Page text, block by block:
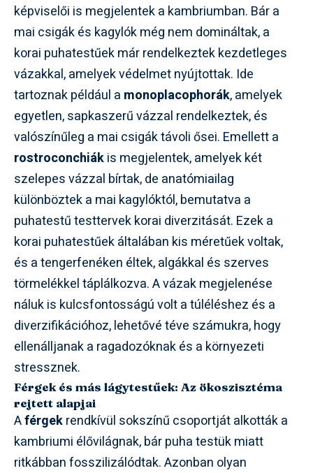
képviselői is megjelentek a kambriumban. Bár a
mai csigák és kagylók még nem domináltak, a
korai puhatestűek már rendelkeztek kezdetleges
vázakkal, amelyek védelmet nyújtottak. Ide
tartoznak például a monoplacophorák, amelyek
egyetlen, sapkaszerű vázzal rendelkeztek, és
valószínűleg a mai csigák távoli ősei. Emellett a
rostroconchiákis megjelentek, amelyek két
szelepes vázzal bírtak, de anatómiailag
különböztek a mai kagylóktól, bemutatva a
puhatestű testtervek korai diverzitását. Ezek a
korai puhatestűek általában kis méretűek voltak,
és a tengerfenéken éltek, algákkal és szerves
törmelékkel táplálkozva. A vázak megjelenése
náluk is kulcsfontosságú volt a túléléshez és a
diverzifikációhoz, lehetővé téve számukra, hogy
ellenálljanak a ragadozóknak és a környezeti
stressznek.
Férgek és más lágytestűek: Az ökoszisztéma
rejtett alapjai
Aférgekrendkívül sokszínű csoportját alkották a
kambriumi élővilágnak, bár puha testük miatt
ritkábban fosszilizálódtak. Azonban olyan